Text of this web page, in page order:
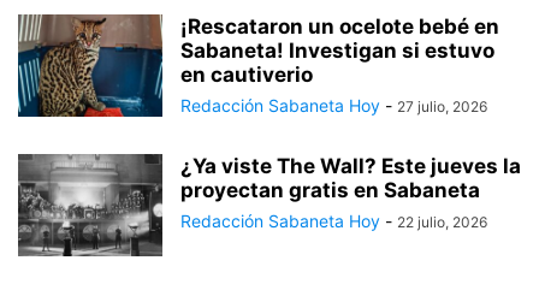
¡Rescataron un ocelote bebé en
Sabaneta! Investigan si estuvo
en cautiverio
Redacción Sabaneta Hoy - 27 julio, 2026
¿Ya viste The Wall? Este jueves la
proyectan gratis en Sabaneta
Redacción Sabaneta Hoy - 22 julio, 2026